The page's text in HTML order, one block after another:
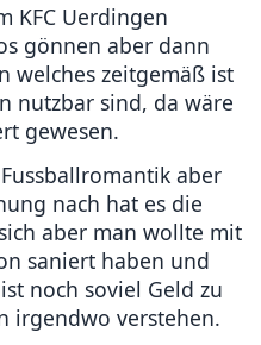
KFC Uerdingen
gönnen aber dann
welches zeitgemäß ist
nutzbar sind, da wäre
gewesen.
aber
nach hat es die
aber man wollte mit
saniert haben und
noch soviel Geld zu
irgendwo verstehen.